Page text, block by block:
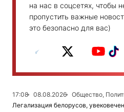
на нас в соцсетях, чтобы
пропустить важные
это безопасно для вас)
17:08 08.08.2026
Общество,
Легализация белорусов,